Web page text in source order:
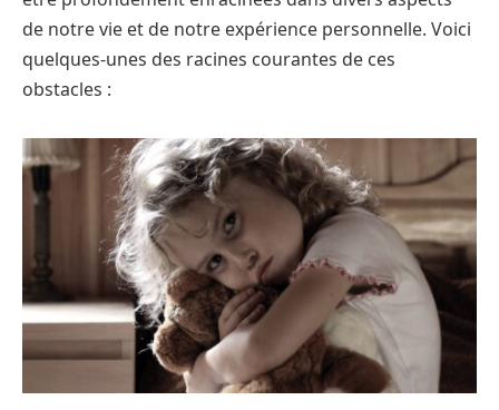
de notre vie et de notre expérience personnelle. Voici
quelques-unes des racines courantes de ces
obstacles :